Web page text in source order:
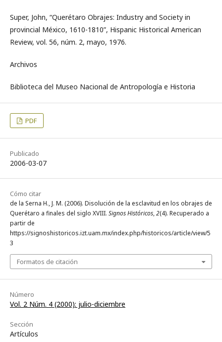
Super, John, “Querétaro Obrajes: Industry and Society in
provincial México, 1610-1810”, Hispanic Historical American
Review, vol. 56, núm. 2, mayo, 1976.
Archivos
Biblioteca del Museo Nacional de Antropología e Historia
PDF
Publicado
2006-03-07
Cómo citar
de la Serna H., J. M. (2006). Disolución de la esclavitud en los obrajes de
Querétaro a finales del siglo XVIII. Signos Históricos,2(4). Recuperado a
partir de
https://signoshistoricos.izt.uam.mx/index.php/historicos/article/view/5
3
Formatos de citación
Número
Vol. 2 Núm. 4 (2000): julio-diciembre
Sección
Artículos